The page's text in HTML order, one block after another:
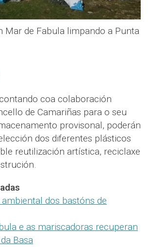
Mar de Fabula limpando a Punta
coa colaboración
de Camariñas para o seu
provisonal, poderán
dos diferentes plásticos
reutilización artística, reciclaxe
dos bastóns de
e as mariscadoras recuperan
Basa